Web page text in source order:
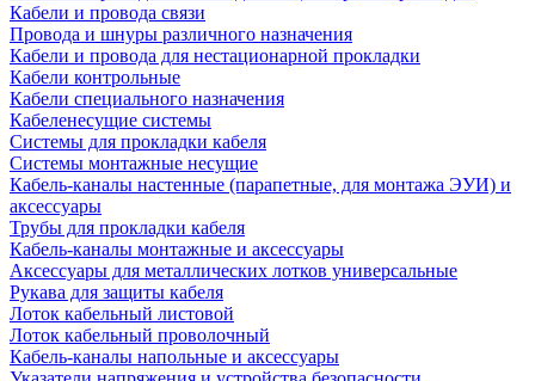
Кабели и провода связи
Провода и шнуры различного назначения
Кабели и провода для нестационарной прокладки
Кабели контрольные
Кабели специального назначения
Кабеленесущие системы
Системы для прокладки кабеля
Системы монтажные несущие
Кабель-каналы настенные (парапетные, для монтажа ЭУИ) и
аксессуары
Трубы для прокладки кабеля
Кабель-каналы монтажные и аксессуары
Аксессуары для металлических лотков универсальные
Рукава для защиты кабеля
Лоток кабельный листовой
Лоток кабельный проволочный
Кабель-каналы напольные и аксессуары